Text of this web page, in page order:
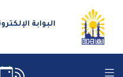
البوابة